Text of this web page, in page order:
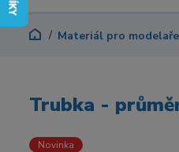
Materiál pro
Trubka -
Novinka